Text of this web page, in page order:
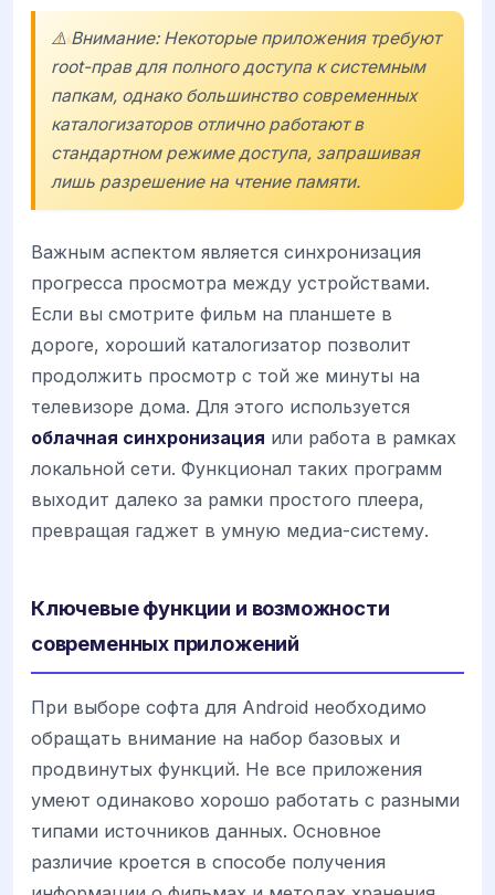
⚠️ Внимание: Некоторые приложения требуют
root-прав для полного доступа к системным
папкам, однако большинство современных
каталогизаторов отлично работают в
стандартном режиме доступа, запрашивая
лишь разрешение на чтение памяти.
Важным аспектом является синхронизация
прогресса просмотра между устройствами.
Если вы смотрите фильм на планшете в
дороге, хороший каталогизатор позволит
продолжить просмотр с той же минуты на
телевизоре дома. Для этого используется
облачная синхронизация или работа в рамках
локальной сети. Функционал таких программ
выходит далеко за рамки простого плеера,
превращая гаджет в умную медиа-систему.
Ключевые функции и возможности
современных приложений
При выборе софта для Android необходимо
обращать внимание на набор базовых и
продвинутых функций. Не все приложения
умеют одинаково хорошо работать с разными
типами источников данных. Основное
различие кроется в способе получения